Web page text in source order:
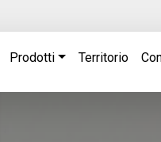
Prodotti Territorio